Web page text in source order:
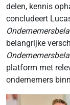
delen, kennis
concludeert
belangrijke
platform met
ondernemers